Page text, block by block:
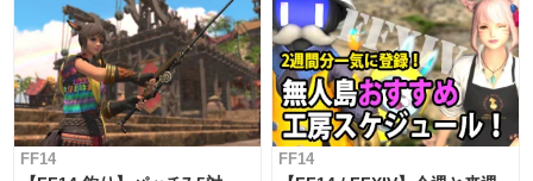
FF14 FF14